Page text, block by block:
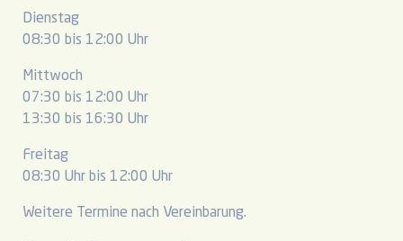
Dienstag
08:30 bis 12:00 Uhr
Mittwoch
07:30 bis 12:00 Uhr
13:30 bis 16:30 Uhr
Freitag
08:30 Uhr bis 12:00 Uhr
Weitere Termine nach Vereinbarung.